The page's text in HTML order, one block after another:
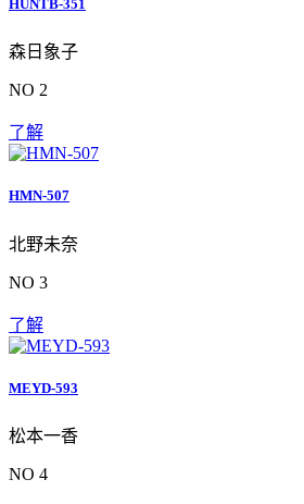
HUNTB-351
森日象子
NO 2
了解
HMN-507
北野未奈
NO 3
了解
MEYD-593
松本一香
NO 4